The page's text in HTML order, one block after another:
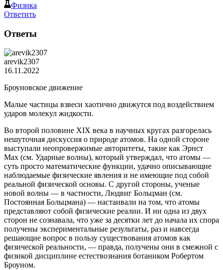
Физика
Ответить
Ответы
arevik2307
16.11.2022
Броуновское движение
Малые частицы взвеси хаотично движутся под воздействием
ударов молекул жидкости.
Во второй половине ХIХ века в научных кругах разгорелась
нешуточная дискуссия о природе атомов. На одной стороне
выступали неопровержимые авторитеты, такие как Эрнст
Мах (см. Ударные волны), который утверждал, что атомы —
суть просто математические функции, удачно описывающие
наблюдаемые физические явления и не имеющие под собой
реальной физической основы. С другой стороны, ученые
новой волны — в частности, Людвиг Больцман (см.
Постоянная Больцмана) — настаивали на том, что атомы
представляют собой физические реалии. И ни одна из двух
сторон не сознавала, что уже за десятки лет до начала их спора
получены экспериментальные результаты, раз и навсегда
решающие вопрос в пользу существования атомов как
физической реальности, — правда, получены они в смежной с
физикой дисциплине естествознания ботаником Робертом
Броуном.